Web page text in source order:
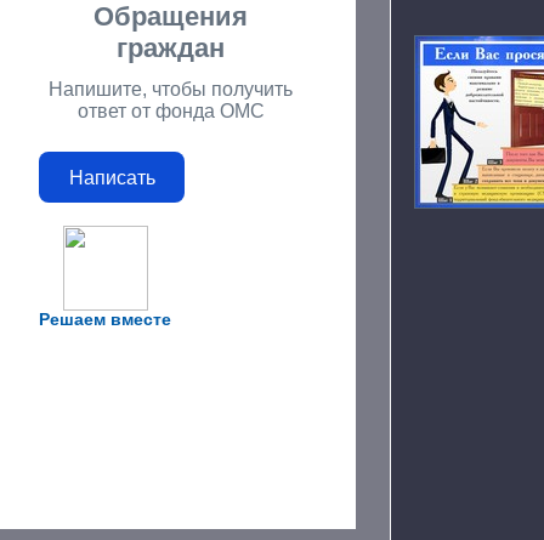
Решаем вместе
Обращения
граждан
Напишите, чтобы получить
ответ от фонда ОМС
Написать